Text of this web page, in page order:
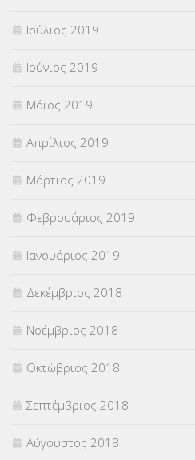
Ιούλιος 2019
Ιούνιος 2019
Μάιος 2019
Απρίλιος 2019
Μάρτιος 2019
Φεβρουάριος 2019
Ιανουάριος 2019
Δεκέμβριος 2018
Νοέμβριος 2018
Οκτώβριος 2018
Σεπτέμβριος 2018
Αύγουστος 2018